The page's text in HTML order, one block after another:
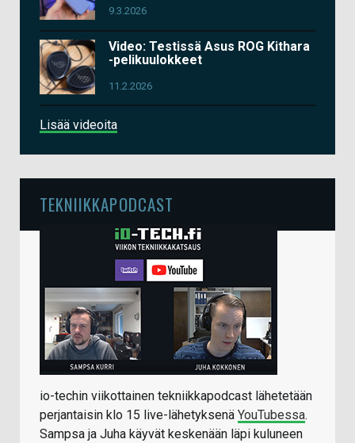
9.3.2026
Video: Testissä Asus ROG Kithara
-pelikuulokkeet
11.2.2026
Lisää videoita
TEKNIIKKAPODCAST
io-techin viikottainen tekniikkapodcast lähetetään
perjantaisin klo 15 live-lähetyksenä YouTubessa.
Sampsa ja Juha käyvät keskenään läpi kuluneen